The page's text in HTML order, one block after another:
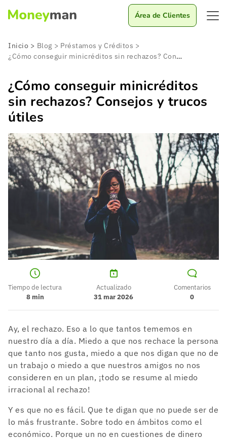
Área de Clientes
Inicio > Blog > Préstamos y Créditos >
¿Cómo conseguir minicréditos sin rechazos? Consejos y trucos útiles
¿Cómo conseguir minicréditos
sin rechazos? Consejos y trucos
útiles
Tiempo de lectura
8min
Actualizado
31 mar 2026
Comentarios
0
Ay, el rechazo. Eso a lo que tantos tememos en
nuestro día a día. Miedo a que nos rechace la persona
que tanto nos gusta, miedo a que nos digan que no de
un trabajo o miedo a que nuestros amigos no nos
consideren en un plan, ¡todo se resume al miedo
irracional al rechazo!
Y es que no es fácil. Que te digan que no puede ser de
lo más frustrante. Sobre todo en ámbitos como el
económico. Porque un no en cuestiones de dinero